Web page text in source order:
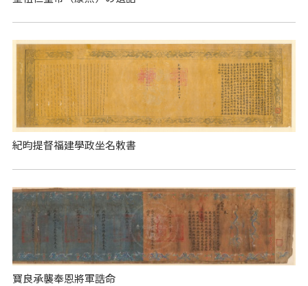
紀昀提督福建學政坐名敕書
寶良承襲奉恩將軍誥命